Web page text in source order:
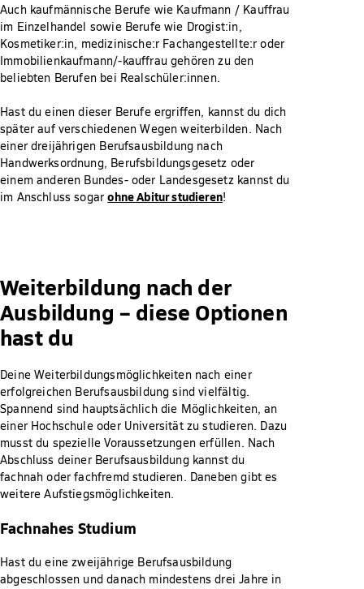
Auch kaufmännische Berufe wie Kaufmann / Kauffrau
im Einzelhandel sowie Berufe wie Drogist:in,
Kosmetiker:in, medizinische:r Fachangestellte:r oder
Immobilienkaufmann/-kauffrau gehören zu den
beliebten Berufen bei Realschüler:innen.
Hast du einen dieser Berufe ergriffen, kannst du dich
später auf verschiedenen Wegen weiterbilden. Nach
einer dreijährigen Berufsausbildung nach
Handwerksordnung, Berufsbildungsgesetz oder
einem anderen Bundes- oder Landesgesetz kannst du
im Anschluss sogarohne Abitur studieren!
Weiterbildung nach der
Ausbildung – diese Optionen
hast du
Deine Weiterbildungsmöglichkeiten nach einer
erfolgreichen Berufsausbildung sind vielfältig.
Spannend sind hauptsächlich die Möglichkeiten, an
einer Hochschule oder Universität zu studieren. Dazu
musst du spezielle Voraussetzungen erfüllen. Nach
Abschluss deiner Berufsausbildung kannst du
fachnah oder fachfremd studieren. Daneben gibt es
weitere Aufstiegsmöglichkeiten.
Fachnahes Studium
Hast du eine zweijährige Berufsausbildung
abgeschlossen und danach mindestens drei Jahre in